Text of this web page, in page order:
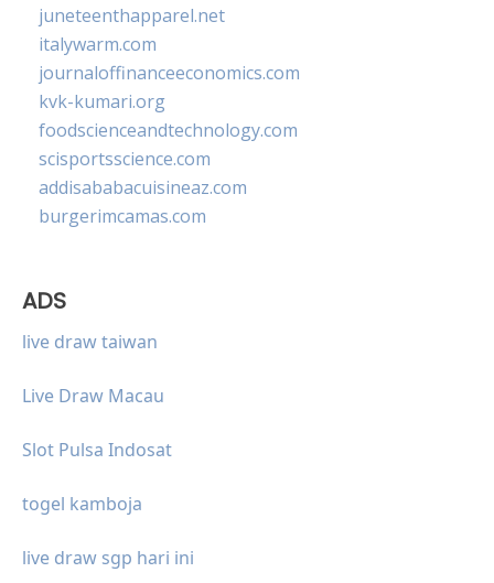
juneteenthapparel.net
italywarm.com
journaloffinanceeconomics.com
kvk-kumari.org
foodscienceandtechnology.com
scisportsscience.com
addisababacuisineaz.com
burgerimcamas.com
ADS
live draw taiwan
Live Draw Macau
Slot Pulsa Indosat
togel kamboja
live draw sgp hari ini